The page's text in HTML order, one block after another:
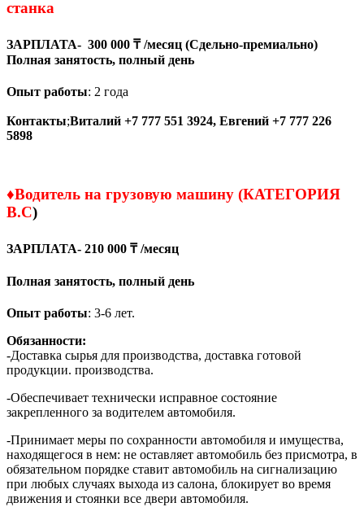
станка
ЗАРПЛАТА- 300 000 ₸ /месяц (Сдельно-премиально)
Полная занятость, полный день
Опыт работы: 2 года
Контакты;Виталий +7 777 551 3924, Евгений +7 777 226
5898
♦Водитель на грузовую машину (КАТЕГОРИЯ
B.C)
ЗАРПЛАТА- 210 000 ₸ /месяц
Полная занятость, полный день
Опыт работы: 3-6 лет.
Обязанности:
-Доставка сырья для производства, доставка готовой
продукции. производства.
-Обеспечивает технически исправное состояние
закрепленного за водителем автомобиля.
-Принимает меры по сохранности автомобиля и имущества,
находящегося в нем: не оставляет автомобиль без присмотра, в
обязательном порядке ставит автомобиль на сигнализацию
при любых случаях выхода из салона, блокирует во время
движения и стоянки все двери автомобиля.